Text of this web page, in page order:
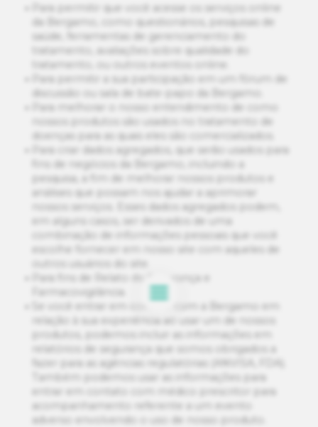
Para permitir que você acesse os serviços online
da Bergamo, como questionários, pesquisas de
saúde, ferramentas de gerenciamento do
tratamento, avaliações sobre qualidade do
tratamento, ou outros eventos online.
Para permitir a sua participação em um fórum de
discussão ou sala de bate-papo da Bergamo.
Para melhorar o nosso entendimento de como
nossos produtos são usados no tratamento de
doenças para as quais eles são comercializados.
Para criar dados agregados, que serão usados para
fins de negócios da Bergamo, incluindo a
pesquisa, a fim de melhorar nossos produtos e
análises que possam nos ajudar a aprimorar
nossos serviços. Esses dados agregados podem,
em alguns casos, ser derivados de uma
combinação de informações pessoais que você
escolhe fornecer em nosso site com aqueles de
outros usuários do site.
Para fins de Relato de Segurança e
Farmacovigilância.
Se você entrar em contato com a Bergamo em
relação à sua experiência ao usar um de nossos
produtos, podemos incluir as informações em
relatórios de segurança que somos obrigados a
fazer para as agências regulatórias (ANVISA, FDA).
Também podemos usar as informações para
entrar em contato com médico prescritor para
acompanhamento referente a um evento
adverso envolvendo o uso de nosso produto.